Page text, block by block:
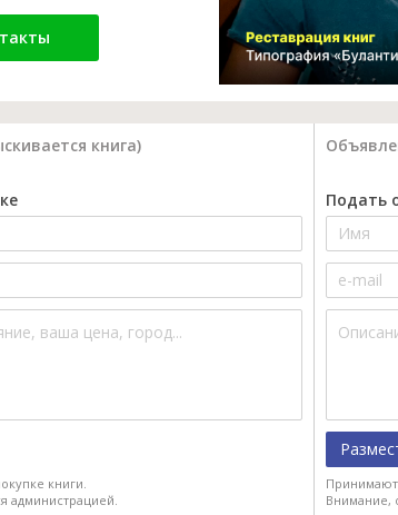
книга)
книги.
администрацией.
Подать
Внимание,